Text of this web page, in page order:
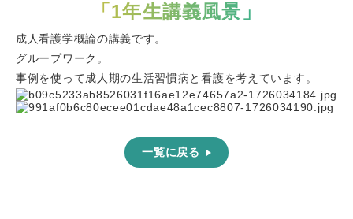
「1年生講義風景」
成人看護学概論の講義です。
グループワーク。
事例を使って成人期の生活習慣病と看護を考えています。
一覧に戻る